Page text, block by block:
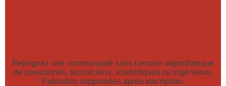
Rejoignez une communauté sans censure algorithmique
de passionnés, techniciens, scientifiques ou ingénieurs.
Publicités supprimées après inscription.